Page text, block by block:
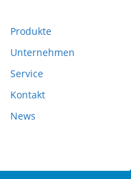
Produkte
Unternehmen
Service
Kontakt
News